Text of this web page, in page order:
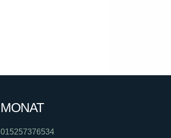
MONAT
015257376534